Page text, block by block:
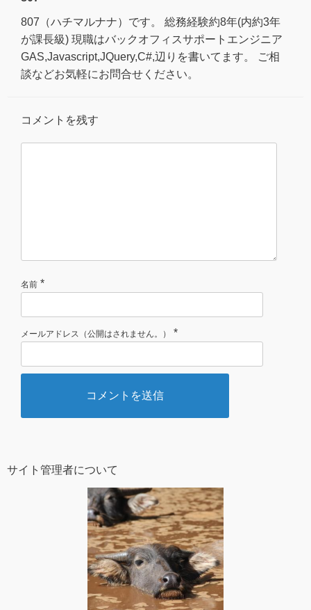
807（ハチマルナナ）です。 総務経験約8年(内約3年
が課長級) 現職はバックオフィスサポートエンジニア
GAS,Javascript,JQuery,C#,辺りを書いてます。 ご相
談などお気軽にお問合せください。
コメントを残す
名前 *
メールアドレス（公開はされません。） *
サイト管理者について